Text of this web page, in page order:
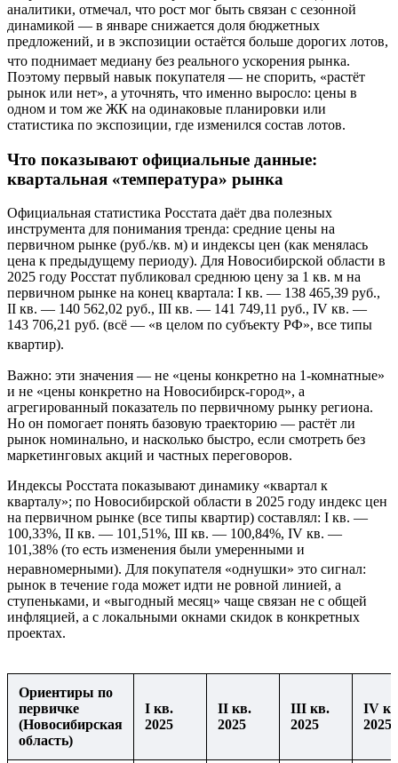
аналитики, отмечал, что рост мог быть связан с сезонной
динамикой — в январе снижается доля бюджетных
предложений, и в экспозиции остаётся больше дорогих лотов,
что поднимает медиану без реального ускорения рынка.
Поэтому первый навык покупателя — не спорить, «растёт
рынок или нет», а уточнять, что именно выросло: цены в
одном и том же ЖК на одинаковые планировки или
статистика по экспозиции, где изменился состав лотов.
Что показывают официальные данные:
квартальная «температура» рынка
Официальная статистика Росстата даёт два полезных
инструмента для понимания тренда: средние цены на
первичном рынке (руб./кв. м) и индексы цен (как менялась
цена к предыдущему периоду). Для Новосибирской области в
2025 году Росстат публиковал среднюю цену за 1 кв. м на
первичном рынке на конец квартала: I кв. — 138 465,39 руб.,
II кв. — 140 562,02 руб., III кв. — 141 749,11 руб., IV кв. —
143 706,21 руб. (всё — «в целом по субъекту РФ», все типы
квартир).
Важно: эти значения — не «цены конкретно на 1-комнатные»
и не «цены конкретно на Новосибирск-город», а
агрегированный показатель по первичному рынку региона.
Но он помогает понять базовую траекторию — растёт ли
рынок номинально, и насколько быстро, если смотреть без
маркетинговых акций и частных переговоров.
Индексы Росстата показывают динамику «квартал к
кварталу»; по Новосибирской области в 2025 году индекс цен
на первичном рынке (все типы квартир) составлял: I кв. —
100,33%, II кв. — 101,51%, III кв. — 100,84%, IV кв. —
101,38% (то есть изменения были умеренными и
неравномерными). Для покупателя «однушки» это сигнал:
рынок в течение года может идти не ровной линией, а
ступеньками, и «выгодный месяц» чаще связан не с общей
инфляцией, а с локальными окнами скидок в конкретных
проектах.
Ориентиры по
первичке
(Новосибирская
область)
I кв.
2025
II кв.
2025
III кв.
2025
IV
2025